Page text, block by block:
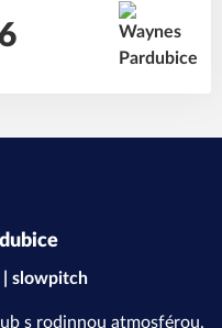
| slowpitch
s rodinnou atmosférou.